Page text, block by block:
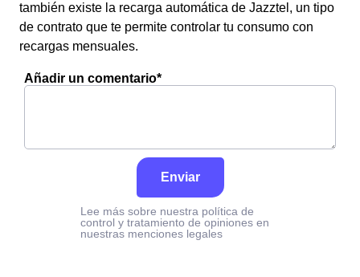
también existe la recarga automática de Jazztel, un tipo
de contrato que te permite controlar tu consumo con
recargas mensuales.
Añadir un comentario*
Enviar
Lee más sobre nuestra política de
control y tratamiento de opiniones en
nuestras menciones legales